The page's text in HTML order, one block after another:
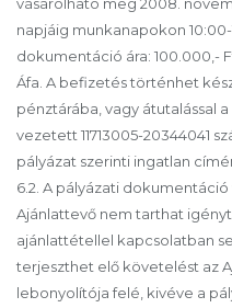
napjáig munkanapokon
dokumentáció ára: 100.000,-
Áfa. A befizetés történhet
pénztárába, vagy átutalással
vezetett 11713005-20344041
pályázat szerinti ingatlan
6.2. A pályázati
Ajánlattevő nem tarthat
ajánlattétellel kapcsolatban
terjeszthet elő követelést az
lebonyolítója felé, kivéve a